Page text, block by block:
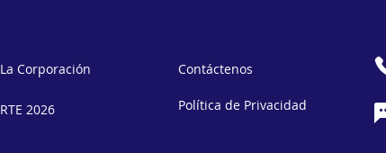
La Corporación
RTE 2026
Contáctenos
Política de Privacidad